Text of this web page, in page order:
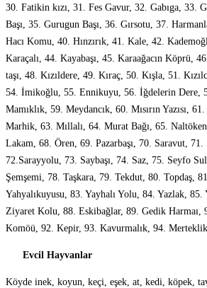
30. Fatikin kızı, 31. Fes Gavur, 32. Gabıga, 33.
Başı, 35. Gurugun Başı, 36. Gırsotu, 37.
Hacı Komu, 40. Hınzırık, 41. Kale, 42.
Karaçalı, 44. Kayabaşı, 45. Karaağacın Köprü,
taşı, 48. Kızıldere, 49. Kıraç, 50. Kışla, 51.
54. İmikoğlu, 55. Ennikuyu, 56. İğdelerin Dere,
Mamıklık, 59. Meydancık, 60. Mısırın Yazısı,
Marhik, 63. Mıllalı, 64. Murat Bağı, 65.
Lakam, 68. Ören, 69. Pazarbaşı, 70. Saravut, 71.
72.Sarayyolu, 73. Saybaşı, 74. Saz, 75. Seyfo
Şemşemi, 78. Taşkara, 79. Tekdut, 80. Topdaş,
Yahyalıkuyusu, 83. Yayhalı Yolu, 84. Yazlak, 85.
Ziyaret Kolu, 88. Eskibağlar, 89. Gedik Harmaı,
Komöü, 92. Kepir, 93. Kavurmalık, 94.
Evcil Hayvanlar
Köyde inek, koyun, keçi, eşek, at, kedi, köpek,